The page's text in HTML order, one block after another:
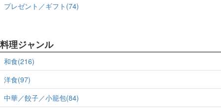
プレゼント／ギフト(74)
料理ジャンル
和食(216)
洋食(97)
中華／餃子／小籠包(84)